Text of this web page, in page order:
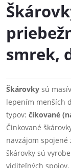
smrek,
Škárovky sú
lepením menších
typov: číkované
Činkované
navzájom
škárovky sú
viditeľných